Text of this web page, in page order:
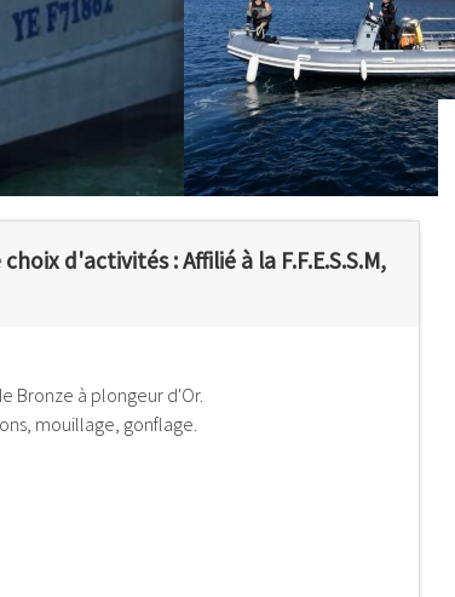
d'activités : Affilié à la F.F.E.S.S.M,
Bronze à plongeur d'Or.
mouillage, gonflage.